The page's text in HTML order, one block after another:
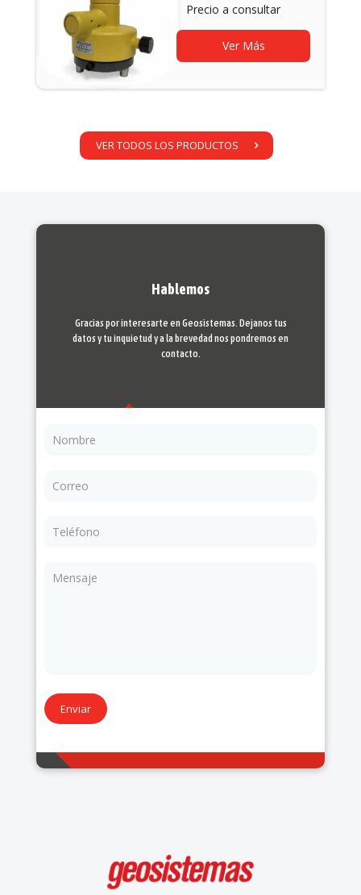
Precio a consultar
Ver Más
VER TODOS LOS PRODUCTOS
Hablemos
Gracias por interesarte en Geosistemas. Dejanos tus
datos y tu inquietud y a la brevedad nos pondremos en
contacto.